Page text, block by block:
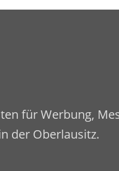
für Werbung,
der Oberlausitz.